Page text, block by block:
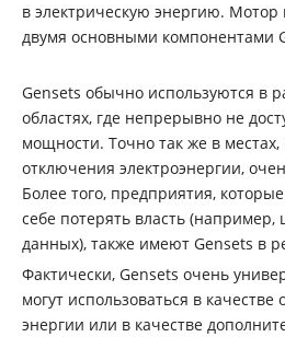
в электрическую энергию. Мотор
двумя основными компонентами
Gensets обычно используются в
областях, где непрерывно не
мощности. Точно так же в
отключения электроэнергии,
Более того, предприятия,
себе потерять власть (например,
данных), также имеют Gensets в
Фактически, Gensets очень
могут использоваться в качестве
энергии или в качестве